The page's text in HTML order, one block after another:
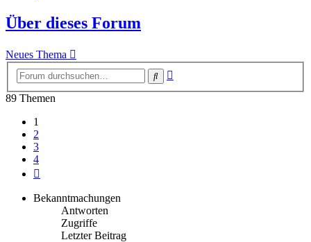
Über dieses Forum
Neues Thema
Suche
89 Themen
1
2
3
4
Bekanntmachungen
Antworten
Zugriffe
Letzter Beitrag